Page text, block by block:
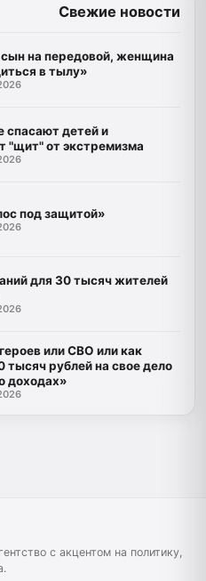
Свежие новости
на передовой, женщина
в тылу»
спасают детей и
"щит" от экстремизма
под защитой»
для 30 тысяч жителей
или СВО или как
тысяч рублей на свое дело
доходах»
с акцентом на политику,